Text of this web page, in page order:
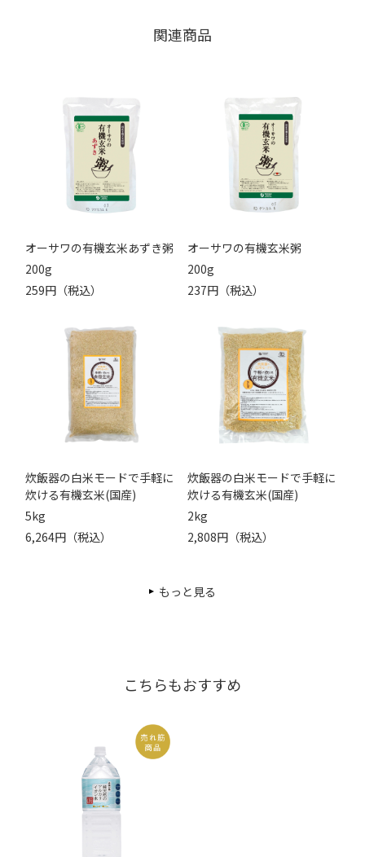
関連商品
オーサワの有機玄米あずき粥
200g
259円（税込）
オーサワの有機玄米粥
200g
237円（税込）
炊飯器の白米モードで手軽に
炊ける有機玄米(国産)
5kg
6,264円（税込）
炊飯器の白米モードで手軽に
炊ける有機玄米(国産)
2kg
2,808円（税込）
もっと見る
こちらもおすすめ